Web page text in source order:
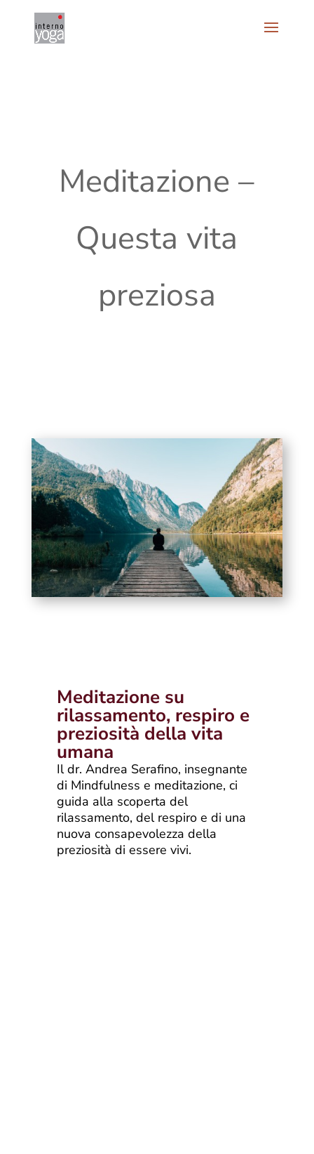
Meditazione –
Questa vita
preziosa
Meditazione su
rilassamento, respiro e
preziosità della vita
umana
Il dr. Andrea Serafino, insegnante
di Mindfulness e meditazione, ci
guida alla scoperta del
rilassamento, del respiro e di una
nuova consapevolezza della
preziosità di essere vivi.